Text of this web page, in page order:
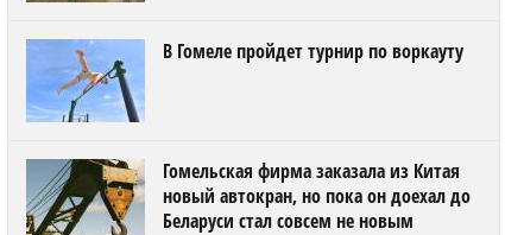
В Гомеле пройдет турнир по воркауту
Гомельская фирма заказала из Китая
новый автокран, но пока он доехал до
Беларуси стал совсем не новым